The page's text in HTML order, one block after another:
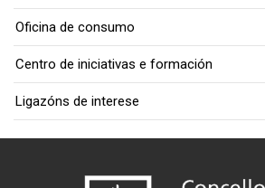
Oficina de consumo
Centro de iniciativas e formación
Ligazóns de interese